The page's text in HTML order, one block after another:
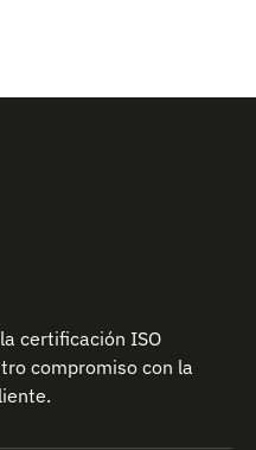
certificación ISO
compromiso con la